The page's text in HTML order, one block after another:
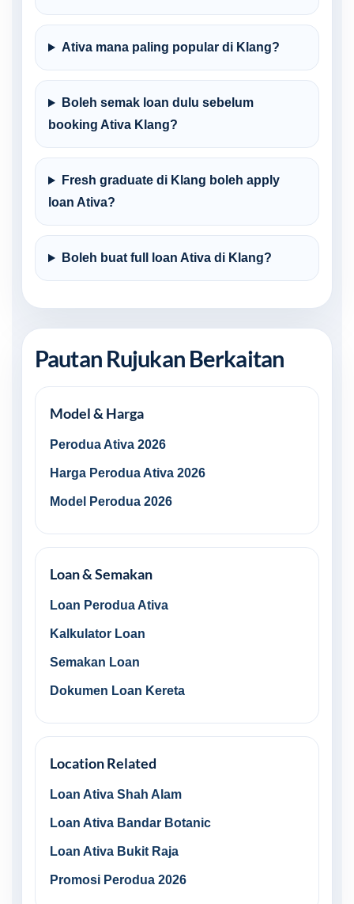
Ativa mana paling popular di Klang?
Boleh semak loan dulu sebelum
booking Ativa Klang?
Fresh graduate di Klang boleh apply
loan Ativa?
Boleh buat full loan Ativa di Klang?
Pautan Rujukan Berkaitan
Model & Harga
Perodua Ativa 2026
Harga Perodua Ativa 2026
Model Perodua 2026
Loan & Semakan
Loan Perodua Ativa
Kalkulator Loan
Semakan Loan
Dokumen Loan Kereta
Location Related
Loan Ativa Shah Alam
Loan Ativa Bandar Botanic
Loan Ativa Bukit Raja
Promosi Perodua 2026